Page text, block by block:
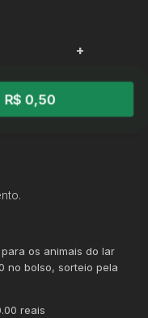
+
0,50
os animais do lar
no bolso, sorteio pela
reais